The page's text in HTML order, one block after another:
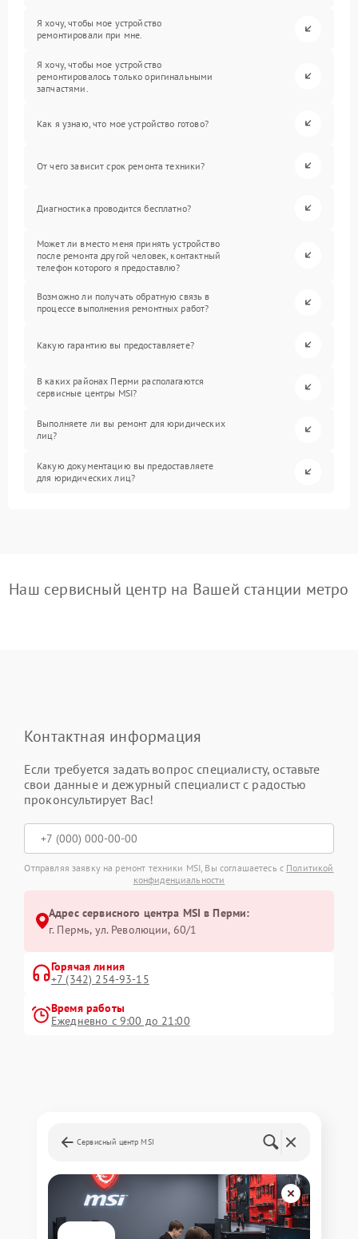
Я хочу, чтобы мое устройство
ремонтировали при мне.
Я хочу, чтобы мое устройство
ремонтировалось только оригинальными
запчастями.
Как я узнаю, что мое устройство готово?
От чего зависит срок ремонта техники?
Диагностика проводится бесплатно?
Может ли вместо меня принять устройство
после ремонта другой человек, контактный
телефон которого я предоставлю?
Возможно ли получать обратную связь в
процессе выполнения ремонтных работ?
Какую гарантию вы предоставляете?
В каких районах Перми располагаются
сервисные центры MSI?
Выполняете ли вы ремонт для юридических
лиц?
Какую документацию вы предоставляете
для юридических лиц?
Наш сервисный центр на Вашей станции метро
Контактная информация
Если требуется задать вопрос специалисту, оставьте
свои данные и дежурный специалист с радостью
проконсультирует Вас!
Отправляя заявку на ремонт техники MSI, Вы соглашаетесь с Политикой
конфиденциальности
Адрес сервисного центра MSI в Перми:
г. Пермь, ул. ​Революции, 60/1
Горячая линия
+7 (342) 254-93-15
Время работы
Ежедневно с 9:00 до 21:00
Сервисный центр MSI